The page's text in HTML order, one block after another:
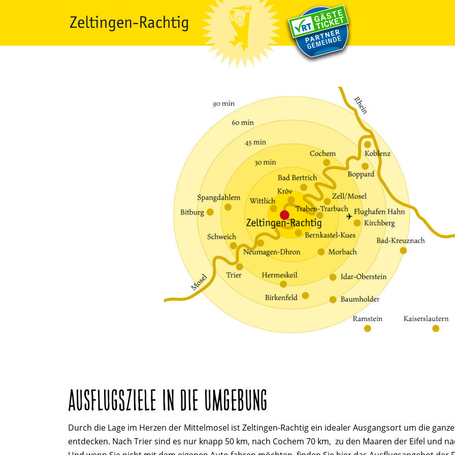
AUSFLUGSZIELE IN DIE UMGEBUNG
Durch die Lage im Herzen der Mittelmosel ist Zeltingen-Rachtig ein idealer Ausgangsort um die
entdecken. Nach Trier sind es nur knapp 50 km, nach Cochem 70 km, zu den Maaren der Eifel und